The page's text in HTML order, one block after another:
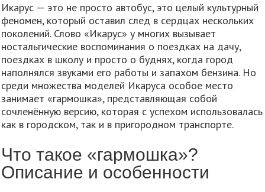
Икарус — это не просто автобус, это целый культурный
феномен, который оставил след в сердцах нескольких
поколений. Слово «Икарус» у многих вызывает
ностальгические воспоминания о поездках на дачу,
поездках в школу и просто о буднях, когда город
наполнялся звуками его работы и запахом бензина. Но
среди множества моделей Икаруса особое место
занимает «гармошка», представляющая собой
сочленённую версию, которая с успехом использовалась
как в городском, так и в пригородном транспорте.
Что такое «гармошка»?
Описание и особенности